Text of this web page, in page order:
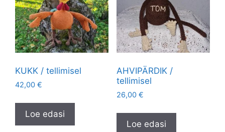
KUKK / tellimisel
42,00 €
Loe edasi
AHVIPÄRDIK /
tellimisel
26,00 €
Loe edasi